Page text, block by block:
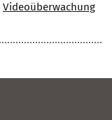
Videoüberwachung